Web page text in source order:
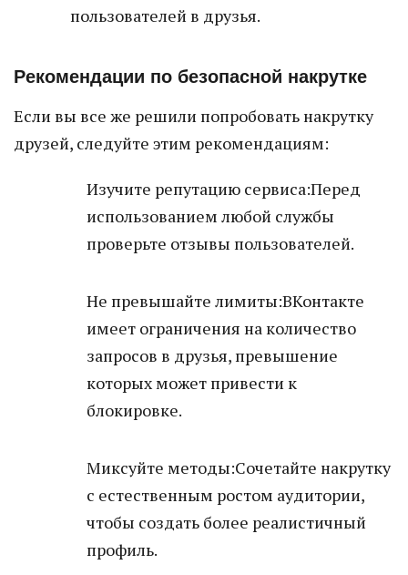
пользователей в друзья.
Рекомендации по безопасной накрутке
Если вы все же решили попробовать накрутку
друзей, следуйте этим рекомендациям:
Изучите репутацию сервиса:Перед
использованием любой службы
проверьте отзывы пользователей.
Не превышайте лимиты:ВКонтакте
имеет ограничения на количество
запросов в друзья, превышение
которых может привести к
блокировке.
Миксуйте методы:Сочетайте накрутку
с естественным ростом аудитории,
чтобы создать более реалистичный
профиль.